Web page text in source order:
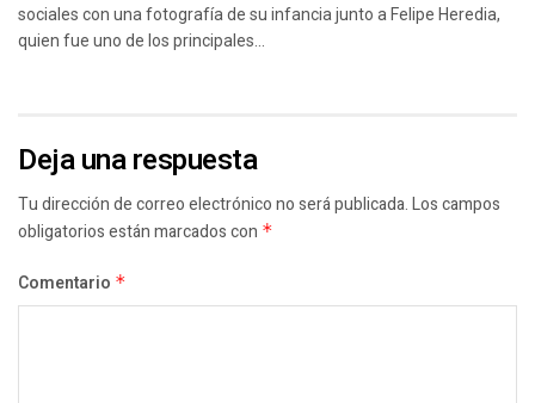
sociales con una fotografía de su infancia junto a Felipe Heredia,
quien fue uno de los principales...
Deja una respuesta
Tu dirección de correo electrónico no será publicada.Los campos
obligatorios están marcados con *
Comentario *